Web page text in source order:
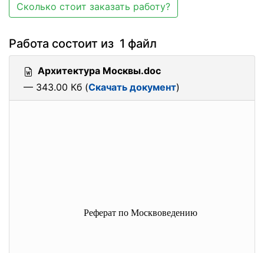
Сколько стоит заказать работу?
Работа состоит из 1 файл
Архитектура Москвы.doc
— 343.00 Кб (Скачать документ)
Реферат по Москвоведению